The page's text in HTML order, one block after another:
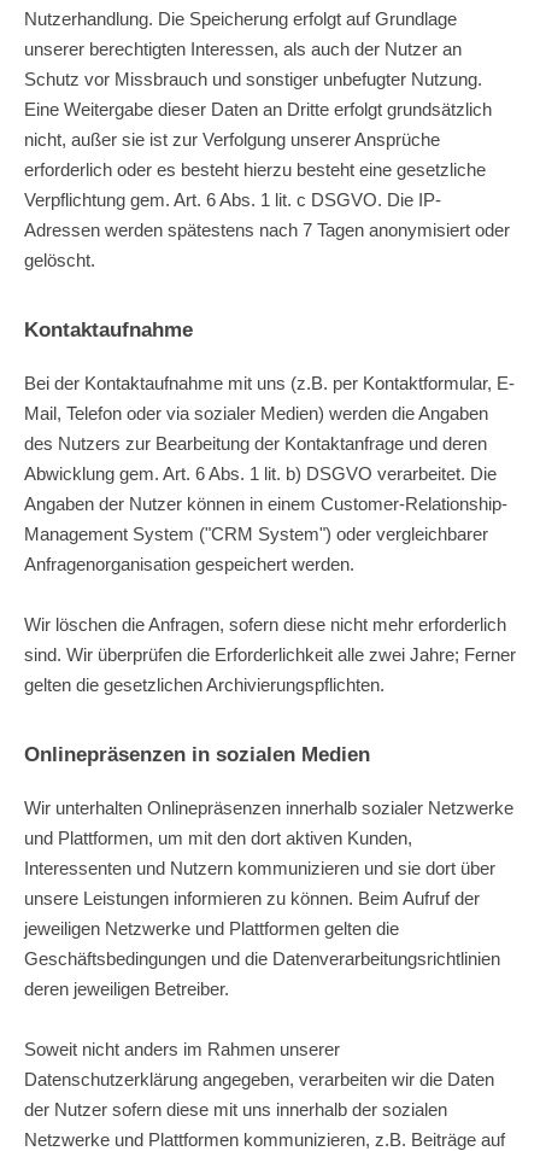
Nutzerhandlung. Die Speicherung erfolgt auf Grundlage
unserer berechtigten Interessen, als auch der Nutzer an
Schutz vor Missbrauch und sonstiger unbefugter Nutzung.
Eine Weitergabe dieser Daten an Dritte erfolgt grundsätzlich
nicht, außer sie ist zur Verfolgung unserer Ansprüche
erforderlich oder es besteht hierzu besteht eine gesetzliche
Verpflichtung gem. Art. 6 Abs. 1 lit. c DSGVO. Die IP-
Adressen werden spätestens nach 7 Tagen anonymisiert oder
gelöscht.
Kontaktaufnahme
Bei der Kontaktaufnahme mit uns (z.B. per Kontaktformular, E-
Mail, Telefon oder via sozialer Medien) werden die Angaben
des Nutzers zur Bearbeitung der Kontaktanfrage und deren
Abwicklung gem. Art. 6 Abs. 1 lit. b) DSGVO verarbeitet. Die
Angaben der Nutzer können in einem Customer-Relationship-
Management System ("CRM System") oder vergleichbarer
Anfragenorganisation gespeichert werden.
Wir löschen die Anfragen, sofern diese nicht mehr erforderlich
sind. Wir überprüfen die Erforderlichkeit alle zwei Jahre; Ferner
gelten die gesetzlichen Archivierungspflichten.
Onlinepräsenzen in sozialen Medien
Wir unterhalten Onlinepräsenzen innerhalb sozialer Netzwerke
und Plattformen, um mit den dort aktiven Kunden,
Interessenten und Nutzern kommunizieren und sie dort über
unsere Leistungen informieren zu können. Beim Aufruf der
jeweiligen Netzwerke und Plattformen gelten die
Geschäftsbedingungen und die Datenverarbeitungsrichtlinien
deren jeweiligen Betreiber.
Soweit nicht anders im Rahmen unserer
Datenschutzerklärung angegeben, verarbeiten wir die Daten
der Nutzer sofern diese mit uns innerhalb der sozialen
Netzwerke und Plattformen kommunizieren, z.B. Beiträge auf